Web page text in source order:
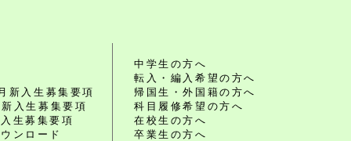
新入生募集要項
入生募集要項
生募集要項
ンロード
中学生の方へ
転入・編入希望の方へ
帰国生・外国籍の方へ
科目履修希望の方へ
在校生の方へ
卒業生の方へ